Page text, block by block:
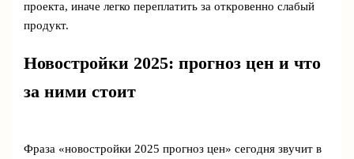
проекта, иначе легко переплатить за откровенно слабый
продукт.
Новостройки 2025: прогноз цен и что
за ними стоит
Фраза «новостройки 2025 прогноз цен» сегодня звучит в